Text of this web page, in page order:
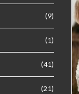
(9)
(1)
(41)
(21)